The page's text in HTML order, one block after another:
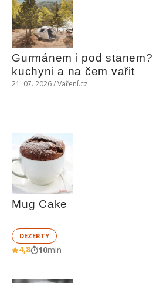
Gurmánem i pod
kuchyni a na čem vařit
21. 07. 2026 / Vaření.cz
Mug Cake
DEZERTY
4,8 10min